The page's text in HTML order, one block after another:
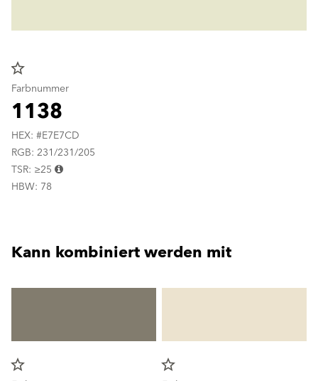
star_border
Farbnummer
1138
HEX: #E7E7CD
RGB: 231/231/205
TSR: ≥25
HBW: 78
Kann kombiniert werden mit
star_border
star_border